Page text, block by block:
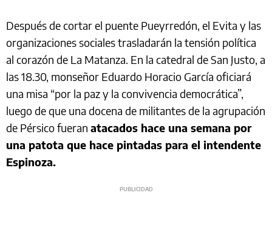
Después de cortar el puente Pueyrredón, el Evita y las
organizaciones sociales trasladarán la tensión política
al corazón de La Matanza. En la catedral de San Justo, a
las 18.30, monseñor Eduardo Horacio García oficiará
una misa “por la paz y la convivencia democrática”,
luego de que una docena de militantes de la agrupación
de Pérsico fueran atacados hace una semana por
una patota que hace pintadas para el intendente
Espinoza.